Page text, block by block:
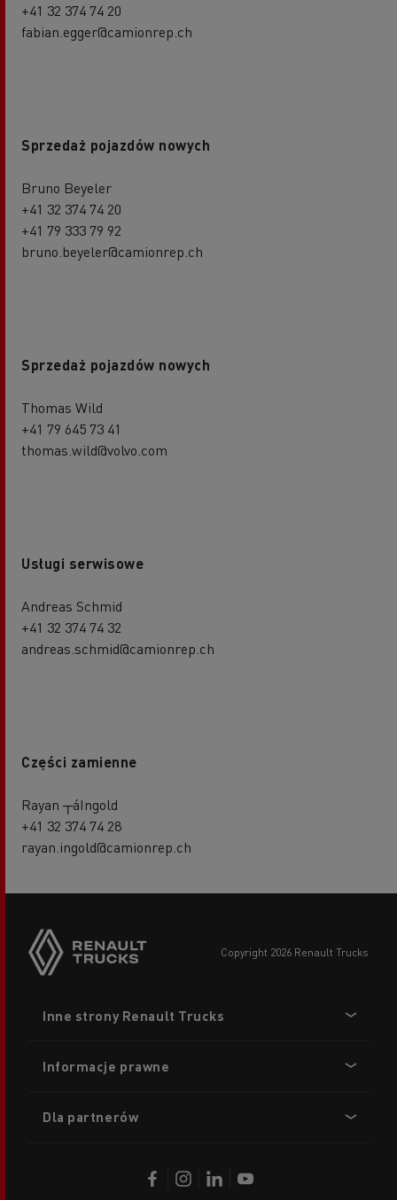
+41 32 374 74 20
fabian.egger@camionrep.ch
Sprzedaż pojazdów nowych
Bruno Beyeler
+41 32 374 74 20
+41 79 333 79 92
bruno.beyeler@camionrep.ch
Sprzedaż pojazdów nowych
Thomas Wild
+41 79 645 73 41
thomas.wild@volvo.com
Usługi serwisowe
Andreas Schmid
+41 32 374 74 32
andreas.schmid@camionrep.ch
Części zamienne
Rayan ┬áIngold
+41 32 374 74 28
rayan.ingold@camionrep.ch
copyright 2026 Renault Trucks
menu
Inne strony Renault Trucks
Informacje prawne
Dla partnerów